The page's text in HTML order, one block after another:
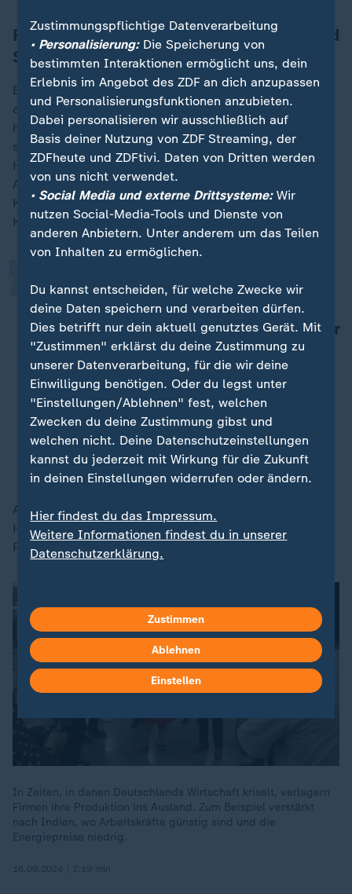
Forderung nach Industriestrompreis und
Schutz vor Wettbewerb
Eins wird auf der Pressekonferenz deutlich: Ohne Hilfe
aus der Politik wird die Umstellung wohl keinen Erfolg
haben. Industriestrompreis und Schutz vor
subventionierten Billigimporten sind zwei der
Hauptanliegen der saarländischen Stahlhersteller.
Aktuell liege der Strompreis
Kilowattstunde, nötig seien weniger als vier Cent pro
Kilowattstunde, so ein Unternehmenssprecher.
Die Bundesregierung muss alles
dafür tun, um den Strompreis nach
unten zu kriegen - und zwar nicht nur
wegen uns, sondern wegen der
gesamten deutschen Wirtschaft,
wegen der gesamten deutschen
Industrie.
„
Stefan Rauber, Vorstandsvorsitzender der Dillinger Hüttenwerke
und Saarstahl AG
Auch brauche es Schutz vor Billigimporten aus China.
Hier müsse die EU-Kommission stabile
Rahmenbedingungen schaffen.
In Zeiten, in denen Deutschlands Wirtschaft kriselt, verlagern
Firmen ihre Produktion ins Ausland. Zum Beispiel verstärkt
nach Indien, wo Arbeitskräfte günstig sind und die
Energiepreise niedrig.
Zustimmungspflichtige Datenverarbeitung
• Personalisierung:Die Speicherung von
bestimmten Interaktionen ermöglicht uns, dein
Erlebnis im Angebot des ZDF an dich anzupassen
und Personalisierungsfunktionen anzubieten.
Dabei personalisieren wir ausschließlich auf
Basis deiner Nutzung von ZDF Streaming, der
ZDFheute und ZDFtivi. Daten von Dritten werden
von uns nicht verwendet.
• Social Media und externe Drittsysteme:Wir
nutzen Social-Media-Tools und Dienste von
anderen Anbietern. Unter anderem um das Teilen
von Inhalten zu ermöglichen.
Du kannst entscheiden, für welche Zwecke wir
deine Daten speichern und verarbeiten dürfen.
Dies betrifft nur dein aktuell genutztes Gerät. Mit
"Zustimmen" erklärst du deine Zustimmung zu
unserer Datenverarbeitung, für die wir deine
Einwilligung benötigen. Oder du legst unter
"Einstellungen/Ablehnen" fest, welchen
Zwecken du deine Zustimmung gibst und
welchen nicht. Deine Datenschutzeinstellungen
kannst du jederzeit mit Wirkung für die Zukunft
in deinen Einstellungen widerrufen oder ändern.
Hier findest du das Impressum.
Weitere Informationen findest du in unserer
Datenschutzerklärung.
Zustimmen
Ablehnen
Einstellen